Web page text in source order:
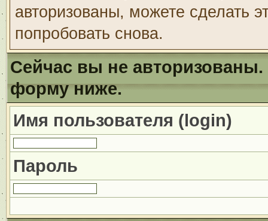
авторизованы, можете сделать
попробовать снова.
Сейчас вы не авторизованы.
форму ниже.
Имя пользователя (login)
Пароль